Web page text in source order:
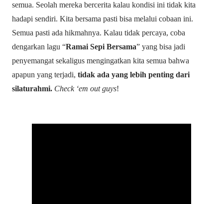
semua. Seolah mereka bercerita kalau kondisi ini tidak kita
hadapi sendiri. Kita bersama pasti bisa melalui cobaan ini.
Semua pasti ada hikmahnya. Kalau tidak percaya, coba
dengarkan lagu “Ramai Sepi Bersama” yang bisa jadi
penyemangat sekaligus mengingatkan kita semua bahwa
apapun yang terjadi, tidak ada yang lebih penting dari
silaturahmi. Check ‘em out guys!